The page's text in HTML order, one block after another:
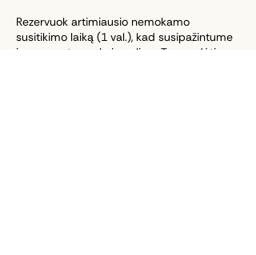
Rezervuok artimiausio nemokamo
susitikimo laiką (1 val.), kad susipažintume
ir nuspręstume, kaip galime Tau padėti.